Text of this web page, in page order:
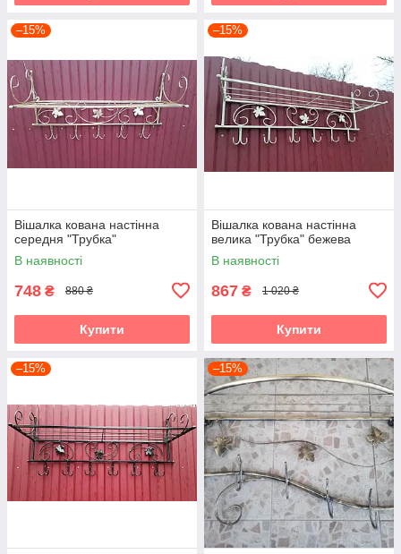
–15%
Вішалка кована настінна
середня "Трубка"
В наявності
748 ₴ 880 ₴
Купити
–15%
Вішалка кована настінна
велика "Трубка" бежева
В наявності
867 ₴ 1 020 ₴
Купити
–15% –15%